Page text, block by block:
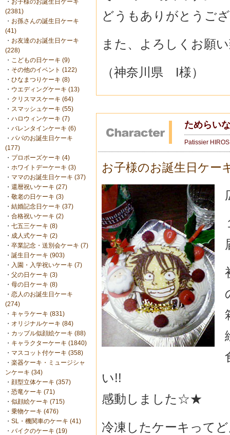
・ お子様のお誕生日ケーキ
(2381)
・ お孫さんの誕生日ケーキ
(41)
・ お友達のお誕生日ケーキ
(228)
・ こどもの日ケーキ (9)
・ その他のイベント (122)
・ ひなまつりケーキ (8)
・ ウエディングケーキ (13)
・ クリスマスケーキ (64)
・ スマッシュケーキ (55)
・ ハロウィンケーキ (7)
・ バレンタインケーキ (6)
・ パパのお誕生日ケーキ
(177)
・ プロポーズケーキ (4)
・ ホワイトデーケーキ (3)
・ ママのお誕生日ケーキ (37)
・ 還暦祝いケーキ (27)
・ 敬老の日ケーキ (3)
・ 結婚記念日ケーキ (37)
・ 合格祝いケーキ (2)
・ 七五三ケーキ (8)
・ 成人式ケーキ (2)
・ 卒業記念・送別会ケーキ (7)
・ 誕生日ケーキ (903)
・ 入園・入学祝いケーキ (7)
・ 父の日ケーキ (3)
・ 母の日ケーキ (8)
・ 恋人のお誕生日ケーキ
(274)
・ キャラケーキ (831)
・ オリジナルケーキ (84)
・ カップル似顔絵ケーキ (88)
・ キャラクターケーキ (1840)
・ マスコット付ケーキ (358)
・ 楽器ケーキ・ミュージシャ
ンケーキ (34)
・ 顔型立体ケーキ (357)
・ 恐竜ケーキ (71)
・ 似顔絵ケーキ (715)
・ 乗物ケーキ (476)
・ SL・機関車のケーキ (41)
・ バイクのケーキ (19)
どうもありがとうご
また、よろしくお願
（神奈川県 I様）
ためらい
Patissier
お子様のお誕生日ケー
い!!
感動しました☆★
冷凍したケーキって